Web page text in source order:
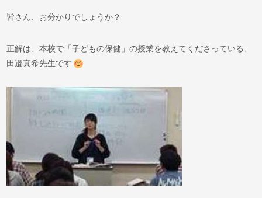
皆さん、お分かりでしょうか？
正解は、本校で「子どもの保健」の授業を教えてくださっている、
田邉真希先生です